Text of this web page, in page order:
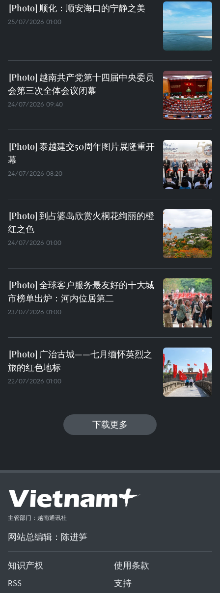
顺化：顺安海口的宁静之美
25/07/2026 01:00
越南共产党第十四届中央委员
会第三次全体会议闭幕
24/07/2026 09:40
泰越建交50周年图片展隆重开
幕
24/07/2026 08:20
到占婆岛欣赏火桐花绚丽的橙
红之色
24/07/2026 01:00
全球客户服务最友好的十大城
市榜单出炉：河内位居第二
23/07/2026 01:00
广治古城——七月缅怀英烈之
旅的红色地标
22/07/2026 01:00
下载更多
主管部门：越南通讯社
网站总编辑：陈进笋
知识产权
使用条款
RSS
支持